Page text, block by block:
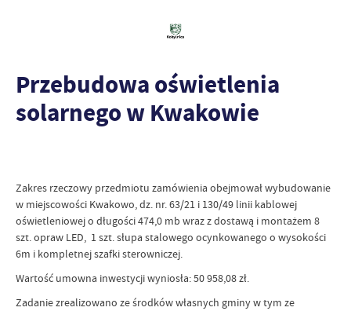
Przebudowa oświetlenia
solarnego w Kwakowie
Zakres rzeczowy przedmiotu zamówienia obejmował wybudowanie
w miejscowości Kwakowo, dz. nr. 63/21 i 130/49 linii kablowej
oświetleniowej o długości 474,0 mb wraz z dostawą i montażem 8
szt. opraw LED, 1 szt. słupa stalowego ocynkowanego o wysokości
6m i kompletnej szafki sterowniczej.
Wartość umowna inwestycji wyniosła: 50 958,08 zł.
Zadanie zrealizowano ze środków własnych gminy w tym ze